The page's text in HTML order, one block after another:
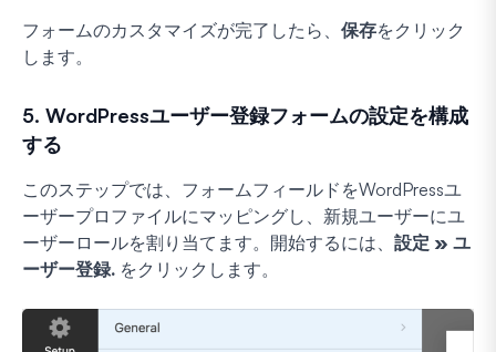
フォームのカスタマイズが完了したら、 保存をクリック
します。
5. WordPressユーザー登録フォームの設定を構成
する
このステップでは、フォームフィールドをWordPressユ
ーザープロファイルにマッピングし、新規ユーザーにユ
ーザーロールを割り当てます。開始するには、 設定 » ユ
ーザー登録. をクリックします。